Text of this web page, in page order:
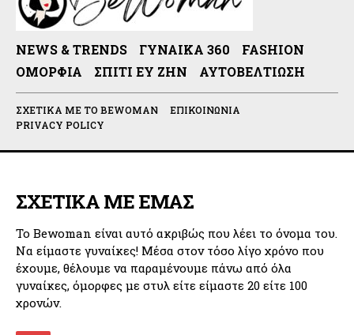
NEWS & TRENDS ΓΥΝΑΊΚΑ 360
FASHION
ΟΜΟΡΦΙΆ
ΣΠΊΤΙ ΕΥ ΖΗΝ ΑΥΤΟΒΕΛΤΊΩΣΗ
ΣΧΕΤΙΚΆ ΜΕ ΤΟ BEWOMAN
ΕΠΙΚΟΙΝΩΝΊΑ
PRIVACY POLICY
ΣΧΕΤΙΚΑ ΜΕ ΕΜΑΣ
Το Bewoman είναι αυτό ακριβώς που λέει το όνομα του.
Να είμαστε γυναίκες! Μέσα στον τόσο λίγο χρόνο που
έχουμε, θέλουμε να παραμένουμε πάνω από όλα
γυναίκες, όμορφες με στυλ είτε είμαστε 20 είτε 100
χρονών.